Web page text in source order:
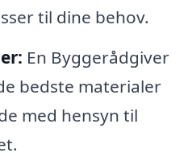
til dine behov.
En Byggerådgiver
bedste materialer
med hensyn til